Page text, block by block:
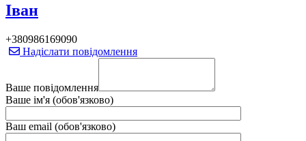
Іван
+380986169090
Надіслати повідомлення
Ваше повідомлення
Ваше ім'я (обов'язково)
Ваш email (обов'язково)